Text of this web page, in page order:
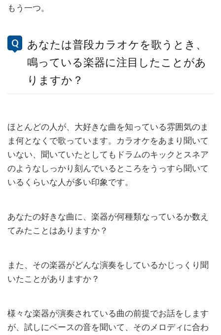
もう一つ。
あなたは普段カラオケを歌うとき、
鳴っている楽器に注目したことがあ
りますか？
ほとんどの人が、大好きな曲を知っている雰囲気のま
ま何となくで歌っています。カラオケをあまり聞いて
いない、聞いていたとしてもドラムのキックとスネア
のようなしっかり刻んでいるところをうっすら聞いて
いるくらいな人が多い印象です。
あなたの好きな曲に、楽器が何種類なっているか数え
てみたことはありますか？
また、その楽器がどんな演奏をしているかじっくり聞
いたことがありますか？
様々な楽器が演奏されている曲の前提でお話をします
が、試しにベースの音を聞いて、そのメロディに合わ